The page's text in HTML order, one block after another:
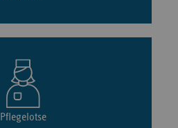
Pflegelotse